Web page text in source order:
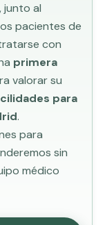
junto al
pacientes de
con
primera
valorar su
para
.
para
sin
médico